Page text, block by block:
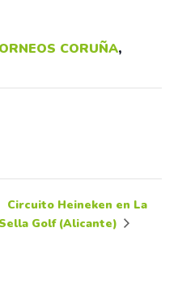
CORUÑA,
Circuito Heineken en La
Sella Golf (Alicante)